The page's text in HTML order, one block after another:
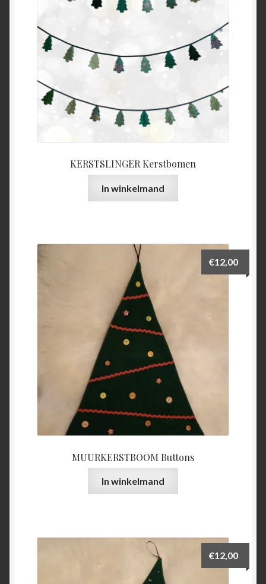
KERSTSLINGER Kerstbomen
In winkelmand
MUURKERSTBOOM Buttons
€12,00
In winkelmand
€12,00